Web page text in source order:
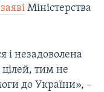
Міністерства
і незадоволена
цілей, тим не
до України», –